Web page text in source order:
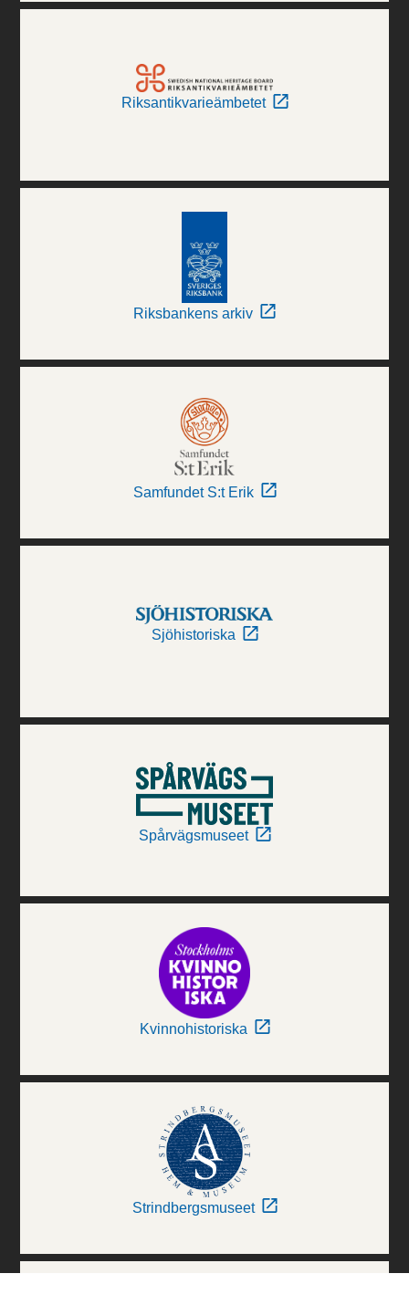
Riksantikvarieämbetet
Riksbankens arkiv
Samfundet S:t Erik
Sjöhistoriska
Spårvägsmuseet
Kvinnohistoriska
Strindbergsmuseet